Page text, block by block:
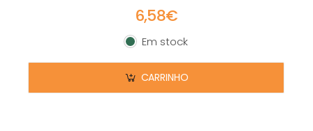
6,58€
Em stock
Em stock
CARRINHO